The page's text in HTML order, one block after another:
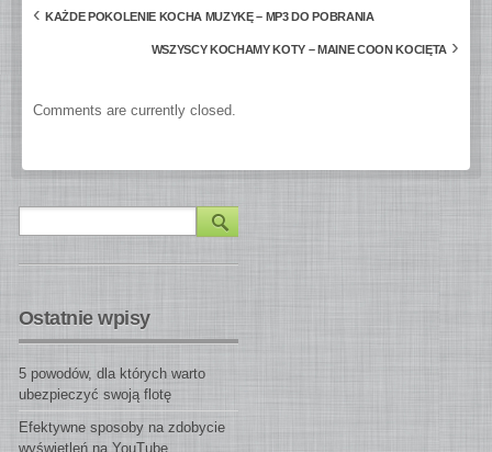
‹ KAŻDE POKOLENIE KOCHA MUZYKĘ – MP3 DO POBRANIA
WSZYSCY KOCHAMY KOTY – MAINE COON KOCIĘTA ›
Comments are currently closed.
Ostatnie wpisy
5 powodów, dla których warto
ubezpieczyć swoją flotę
Efektywne sposoby na zdobycie
wyświetleń na YouTube